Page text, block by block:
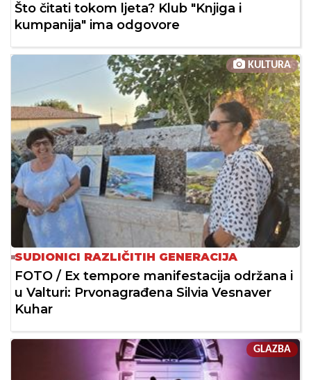
Što čitati tokom ljeta? Klub "Knjiga i
kumpanija" ima odgovore
KULTURA
SUDIONICI RAZLIČITIH GENERACIJA
FOTO / Ex tempore manifestacija održana i
u Valturi: Prvonagrađena Silvia Vesnaver
Kuhar
GLAZBA